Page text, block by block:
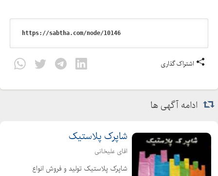
اشتراک گذاری
ادامه آگهی ها
شاپرک پلاستیک
اقای علیخانی
شاپرک پلاستیک تولید و فروش انواع